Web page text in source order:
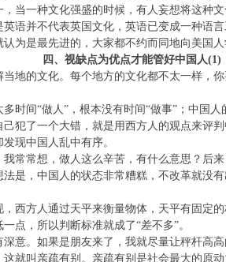
当一种文化强盛的时候，有人妄想将这种
语并不代表英国文化，英语已变成一种语
为是最先进的，大家都不约而同地向美国
四、视缺点为优点才能管好中国人(1)
地的文化。每个地方的文化都不太一样，
时间“做人”，根本没有时间“做事”；中国
犯了一个大错，就是用西方人的观点来评
现中国人乱中有序。
常常想，做人这么辛苦，有什么意思？后
是，中国人的状态非常糟糕，不改革就没
西方人通过天平来衡量物体，天平有固定
点，所以判断标准就成了“差不多”。
意。如果是朋友来了，我就尽量让秤杆高
就叫亲疏有别。亲疏有别是社会最大的原